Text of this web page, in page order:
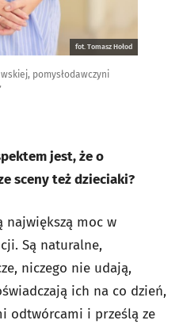
fot. Tomasz Hołod
pomysłodawczyni
jest, że o
sceny też dzieciaki?
największą moc w
Są naturalne,
niczego nie udają,
ich na co dzień,
odtwórcami i prześlą ze